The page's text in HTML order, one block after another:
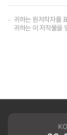
귀하는 원저작자를
귀하는 이 저작물을